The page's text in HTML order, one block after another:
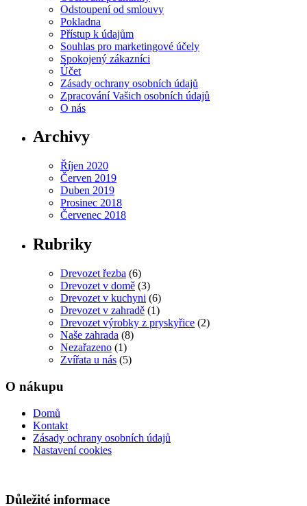
Odstoupení od smlouvy
Pokladna
Přístup k údajům
Souhlas pro marketingové účely
Spokojený zákazníci
Účet
Zásady ochrany osobních údajů
Zpracování Vašich osobních údajů
O nás
Archivy
Říjen 2020
Červen 2019
Duben 2019
Prosinec 2018
Červenec 2018
Rubriky
Drevozet řezba (6)
Drevozet v domě (3)
Drevozet v kuchyni (6)
Drevozet v zahradě (1)
Drevozet výrobky z pryskyřice (2)
Naše zahrada (8)
Nezařazeno (1)
Zvířata u nás (5)
O nákupu
Domů
Kontakt
Zásady ochrany osobních údajů
Nastavení cookies
Důležité informace